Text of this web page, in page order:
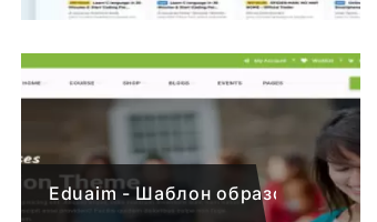
Eduaim - Шаблон